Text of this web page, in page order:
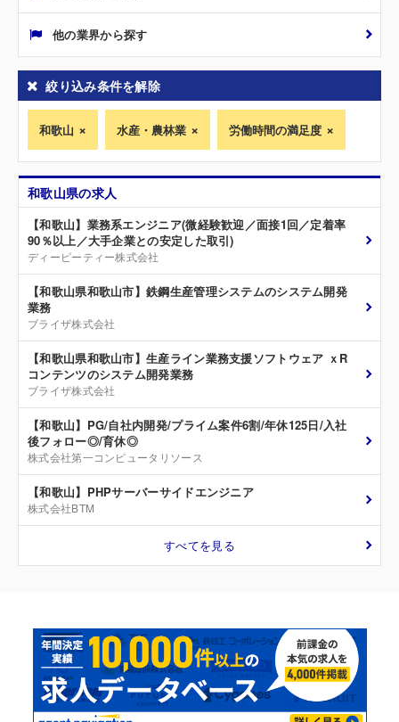
他の業界から探す
絞り込み条件を解除
和歌山 水産・農林業 労働時間の満足度
和歌山県の求人
【和歌山】業務系エンジニア(微経験歓迎／面接1回／定着率
90％以上／大手企業との安定した取引)
ディーピーティー株式会社
【和歌山県和歌山市】鉄鋼生産管理システムのシステム開発
業務
ブライザ株式会社
【和歌山県和歌山市】生産ライン業務支援ソフトウェア ｘR
コンテンツのシステム開発業務
ブライザ株式会社
【和歌山】PG/自社内開発/プライム案件6割/年休125日/入社
後フォロー◎/育休◎
株式会社第一コンピュータリソース
【和歌山】PHPサーバーサイドエンジニア
株式会社BTM
すべてを見る